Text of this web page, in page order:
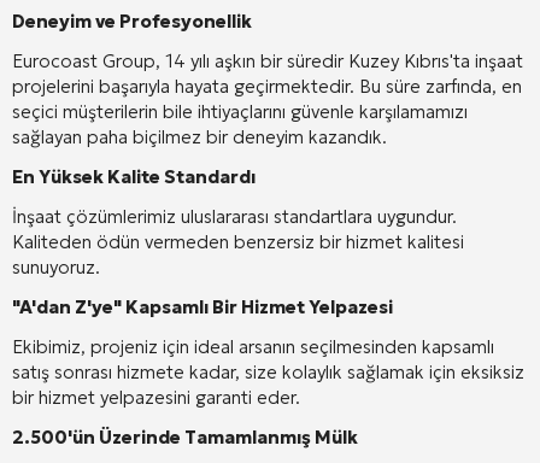
Deneyim ve Profesyonellik
Eurocoast Group, 14 yılı aşkın bir süredir Kuzey Kıbrıs'ta inşaat
projelerini başarıyla hayata geçirmektedir. Bu süre zarfında, en
seçici müşterilerin bile ihtiyaçlarını güvenle karşılamamızı
sağlayan paha biçilmez bir deneyim kazandık.
En Yüksek Kalite Standardı
İnşaat çözümlerimiz uluslararası standartlara uygundur.
Kaliteden ödün vermeden benzersiz bir hizmet kalitesi
sunuyoruz.
"A'dan Z'ye" Kapsamlı Bir Hizmet Yelpazesi
Ekibimiz, projeniz için ideal arsanın seçilmesinden kapsamlı
satış sonrası hizmete kadar, size kolaylık sağlamak için eksiksiz
bir hizmet yelpazesini garanti eder.
2.500'ün Üzerinde Tamamlanmış Mülk